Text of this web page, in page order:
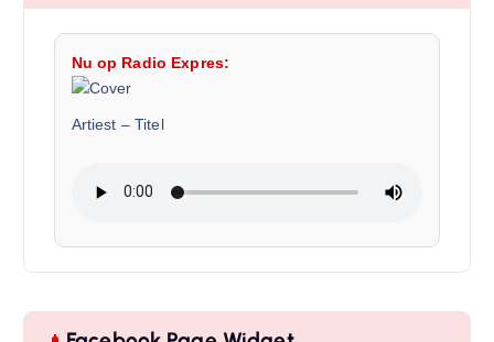
Nu op Radio Expres:
Artiest – Titel